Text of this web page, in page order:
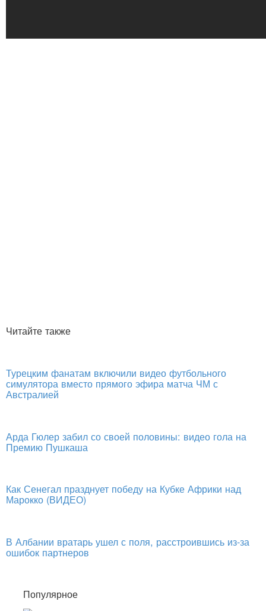
Читайте также
Турецким фанатам включили видео футбольного
симулятора вместо прямого эфира матча ЧМ с
Австралией
Арда Гюлер забил со своей половины: видео гола на
Премию Пушкаша
Как Сенегал празднует победу на Кубке Африки над
Марокко (ВИДЕО)
В Албании вратарь ушел с поля, расстроившись из-за
ошибок партнеров
Популярное